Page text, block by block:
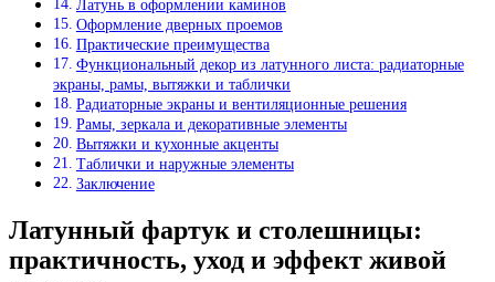
Латунь в оформлении каминов
Оформление дверных проемов
Практические преимущества
Функциональный декор из латунного листа: радиаторные
экраны, рамы, вытяжки и таблички
Радиаторные экраны и вентиляционные решения
Рамы, зеркала и декоративные элементы
Вытяжки и кухонные акценты
Таблички и наружные элементы
Заключение
Латунный фартук и столешницы:
практичность, уход и эффект живой